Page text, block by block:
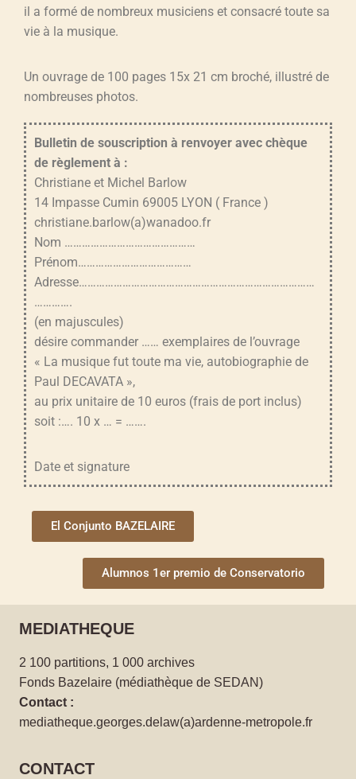
il a formé de nombreux musiciens et consacré toute sa
vie à la musique.
Un ouvrage de 100 pages 15x 21 cm broché, illustré de
nombreuses photos.
Bulletin de souscription à renvoyer avec chèque
de règlement à :
Christiane et Michel Barlow
14 Impasse Cumin 69005 LYON ( France )
christiane.barlow(a)wanadoo.fr
Nom ………………………………………
Prénom…………………………………
Adresse………………………………………………………………………
………….
(en majuscules)
désire commander …… exemplaires de l’ouvrage
« La musique fut toute ma vie, autobiographie de
Paul DECAVATA »,
au prix unitaire de 10 euros (frais de port inclus)
soit :…. 10 x … = …….
Date et signature
El Conjunto BAZELAIRE
Alumnos 1er premio de Conservatorio
MEDIATHEQUE
2 100 partitions, 1 000 archives
Fonds Bazelaire (médiathèque de SEDAN)
Contact :
mediatheque.georges.delaw(a)ardenne-metropole.fr
CONTACT